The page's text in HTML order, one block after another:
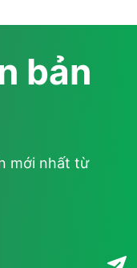
bản
mới nhất từ